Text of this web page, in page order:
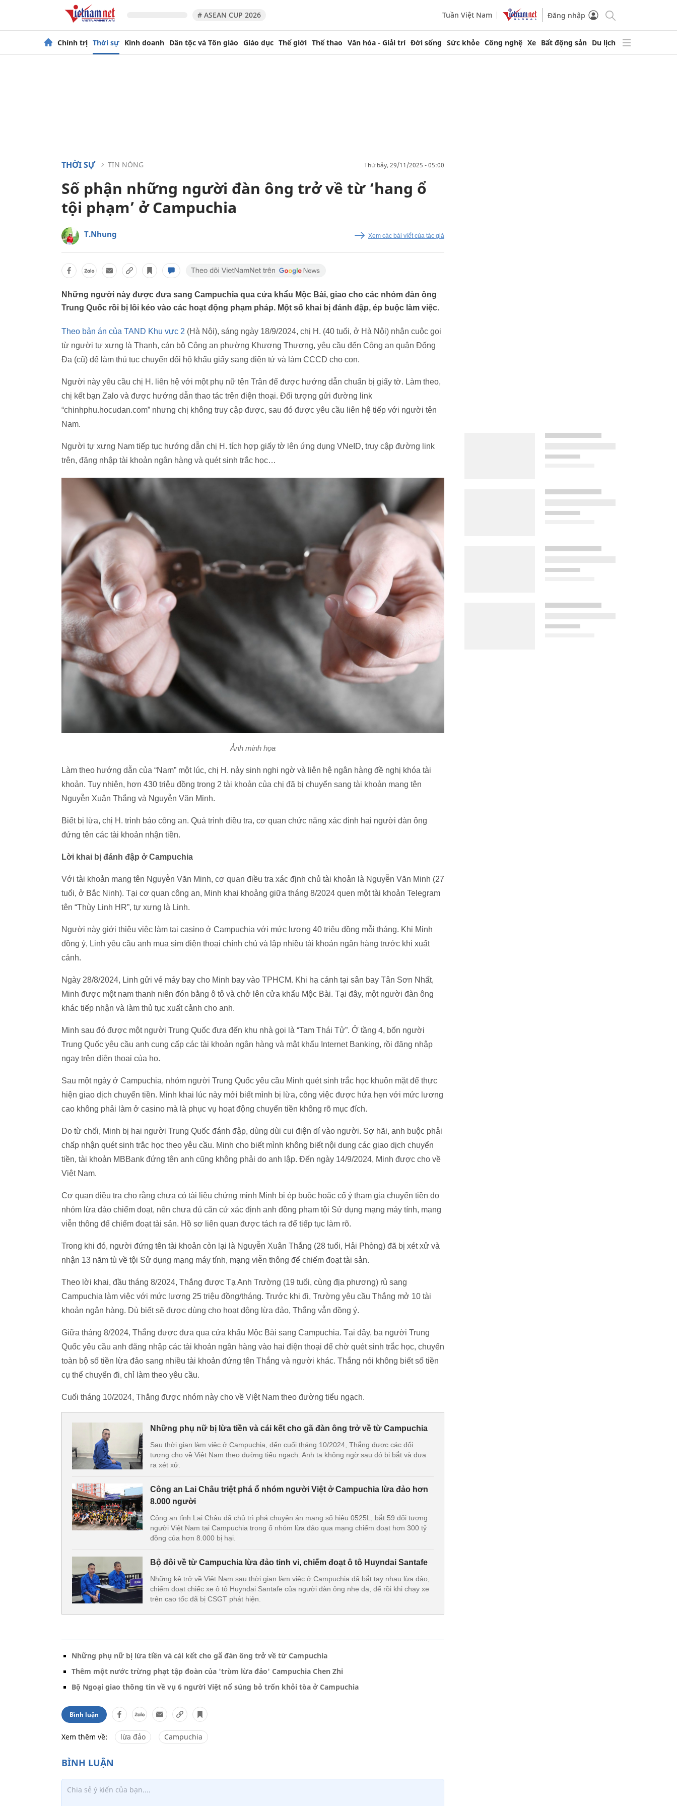
# ASEAN CUP 2026 Tuần Việt Nam Đăng nhập
Chính trị Thời sự Kinh doanh Dân tộc và Tôn giáo Giáo dục Thế giới Thể thao Văn hóa - Giải trí Đời sống Sức khỏe Công nghệ Xe Bất động sản Du lịch
THỜI SỰ TIN NÓNG thứ bảy, 29/11/2025 - 05:00
Số phận những người đàn ông trở về từ ‘hang ổ
tội phạm’ ở Campuchia
T.Nhung Xem các bài viết của tác giả
Những người này được đưa sang Campuchia qua cửa khẩu Mộc Bài, giao cho các nhóm đàn ông
Trung Quốc rồi bị lôi kéo vào các hoạt động phạm pháp. Một số khai bị đánh đập, ép buộc làm việc.
Theo bản án của TAND Khu vực 2 (Hà Nội), sáng ngày 18/9/2024, chị H. (40 tuổi, ở Hà Nội) nhận cuộc gọi
từ người tự xưng là Thanh, cán bộ Công an phường Khương Thượng, yêu cầu đến Công an quận Đống
Đa (cũ) để làm thủ tục chuyển đổi hộ khẩu giấy sang điện tử và làm CCCD cho con.
Người này yêu cầu chị H. liên hệ với một phụ nữ tên Trân để được hướng dẫn chuẩn bị giấy tờ. Làm theo,
chị kết bạn Zalo và được hướng dẫn thao tác trên điện thoại. Đối tượng gửi đường link
“chinhphu.hocudan.com” nhưng chị không truy cập được, sau đó được yêu cầu liên hệ tiếp với người tên
Nam.
Người tự xưng Nam tiếp tục hướng dẫn chị H. tích hợp giấy tờ lên ứng dụng VNeID, truy cập đường link
trên, đăng nhập tài khoản ngân hàng và quét sinh trắc học…
Ảnh minh họa
Làm theo hướng dẫn của “Nam” một lúc, chị H. nảy sinh nghi ngờ và liên hệ ngân hàng đề nghị khóa tài
khoản. Tuy nhiên, hơn 430 triệu đồng trong 2 tài khoản của chị đã bị chuyển sang tài khoản mang tên
Nguyễn Xuân Thắng và Nguyễn Văn Minh.
Biết bị lừa, chị H. trình báo công an. Quá trình điều tra, cơ quan chức năng xác định hai người đàn ông
đứng tên các tài khoản nhận tiền.
Lời khai bị đánh đập ở Campuchia
Với tài khoản mang tên Nguyễn Văn Minh, cơ quan điều tra xác định chủ tài khoản là Nguyễn Văn Minh (27
tuổi, ở Bắc Ninh). Tại cơ quan công an, Minh khai khoảng giữa tháng 8/2024 quen một tài khoản Telegram
tên “Thùy Linh HR”, tự xưng là Linh.
Người này giới thiệu việc làm tại casino ở Campuchia với mức lương 40 triệu đồng mỗi tháng. Khi Minh
đồng ý, Linh yêu cầu anh mua sim điện thoại chính chủ và lập nhiều tài khoản ngân hàng trước khi xuất
cảnh.
Ngày 28/8/2024, Linh gửi vé máy bay cho Minh bay vào TPHCM. Khi hạ cánh tại sân bay Tân Sơn Nhất,
Minh được một nam thanh niên đón bằng ô tô và chở lên cửa khẩu Mộc Bài. Tại đây, một người đàn ông
khác tiếp nhận và làm thủ tục xuất cảnh cho anh.
Minh sau đó được một người Trung Quốc đưa đến khu nhà gọi là “Tam Thái Tử”. Ở tầng 4, bốn người
Trung Quốc yêu cầu anh cung cấp các tài khoản ngân hàng và mật khẩu Internet Banking, rồi đăng nhập
ngay trên điện thoại của họ.
Sau một ngày ở Campuchia, nhóm người Trung Quốc yêu cầu Minh quét sinh trắc học khuôn mặt để thực
hiện giao dịch chuyển tiền. Minh khai lúc này mới biết mình bị lừa, công việc được hứa hẹn với mức lương
cao không phải làm ở casino mà là phục vụ hoạt động chuyển tiền không rõ mục đích.
Do từ chối, Minh bị hai người Trung Quốc đánh đập, dùng dùi cui điện dí vào người. Sợ hãi, anh buộc phải
chấp nhận quét sinh trắc học theo yêu cầu. Minh cho biết mình không biết nội dung các giao dịch chuyển
tiền, tài khoản MBBank đứng tên anh cũng không phải do anh lập. Đến ngày 14/9/2024, Minh được cho về
Việt Nam.
Cơ quan điều tra cho rằng chưa có tài liệu chứng minh Minh bị ép buộc hoặc cố ý tham gia chuyển tiền do
nhóm lừa đảo chiếm đoạt, nên chưa đủ căn cứ xác định anh đồng phạm tội Sử dụng mạng máy tính, mạng
viễn thông để chiếm đoạt tài sản. Hồ sơ liên quan được tách ra để tiếp tục làm rõ.
Trong khi đó, người đứng tên tài khoản còn lại là Nguyễn Xuân Thắng (28 tuổi, Hải Phòng) đã bị xét xử và
nhận 13 năm tù về tội Sử dụng mạng máy tính, mạng viễn thông để chiếm đoạt tài sản.
Theo lời khai, đầu tháng 8/2024, Thắng được Tạ Anh Trường (19 tuổi, cùng địa phương) rủ sang
Campuchia làm việc với mức lương 25 triệu đồng/tháng. Trước khi đi, Trường yêu cầu Thắng mở 10 tài
khoản ngân hàng. Dù biết sẽ được dùng cho hoạt động lừa đảo, Thắng vẫn đồng ý.
Giữa tháng 8/2024, Thắng được đưa qua cửa khẩu Mộc Bài sang Campuchia. Tại đây, ba người Trung
Quốc yêu cầu anh đăng nhập các tài khoản ngân hàng vào hai điện thoại để chờ quét sinh trắc học, chuyển
toàn bộ số tiền lừa đảo sang nhiều tài khoản đứng tên Thắng và người khác. Thắng nói không biết số tiền
cụ thể chuyển đi, chỉ làm theo yêu cầu.
Cuối tháng 10/2024, Thắng được nhóm này cho về Việt Nam theo đường tiểu ngạch.
Những phụ nữ bị lừa tiền và cái kết cho gã đàn ông trở về từ Campuchia
Sau thời gian làm việc ở Campuchia, đến cuối tháng 10/2024, Thắng được các đối
tượng cho về Việt Nam theo đường tiểu ngạch. Anh ta không ngờ sau đó bị bắt và đưa
ra xét xử.
Công an Lai Châu triệt phá ổ nhóm người Việt ở Campuchia lừa đảo hơn
8.000 người
Công an tỉnh Lai Châu đã chủ trì phá chuyên án mang số hiệu 0525L, bắt 59 đối tượng
người Việt Nam tại Campuchia trong ổ nhóm lừa đảo qua mạng chiếm đoạt hơn 300 tỷ
đồng của hơn 8.000 bị hại.
Bộ đôi về từ Campuchia lừa đảo tinh vi, chiếm đoạt ô tô Huyndai Santafe
Những kẻ trở về Việt Nam sau thời gian làm việc ở Campuchia đã bắt tay nhau lừa đảo,
chiếm đoạt chiếc xe ô tô Huyndai Santafe của người đàn ông nhẹ dạ, để rồi khi chạy xe
trên cao tốc đã bị CSGT phát hiện.
Những phụ nữ bị lừa tiền và cái kết cho gã đàn ông trở về từ Campuchia
Thêm một nước trừng phạt tập đoàn của 'trùm lừa đảo' Campuchia Chen Zhi
Bộ Ngoại giao thông tin về vụ 6 người Việt nổ súng bỏ trốn khỏi tòa ở Campuchia
Bình luận
Xem thêm về: lừa đảo Campuchia